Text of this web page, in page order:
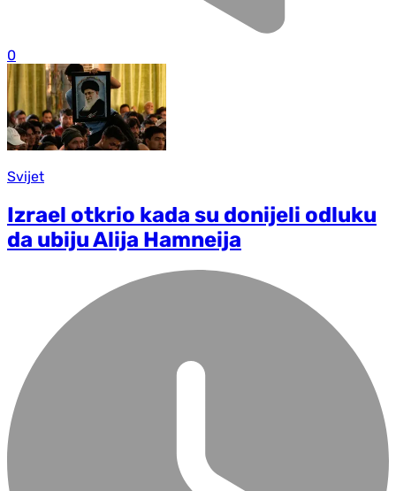
0
Svijet
Izrael otkrio kada su donijeli odluku
da ubiju Alija Hamneija